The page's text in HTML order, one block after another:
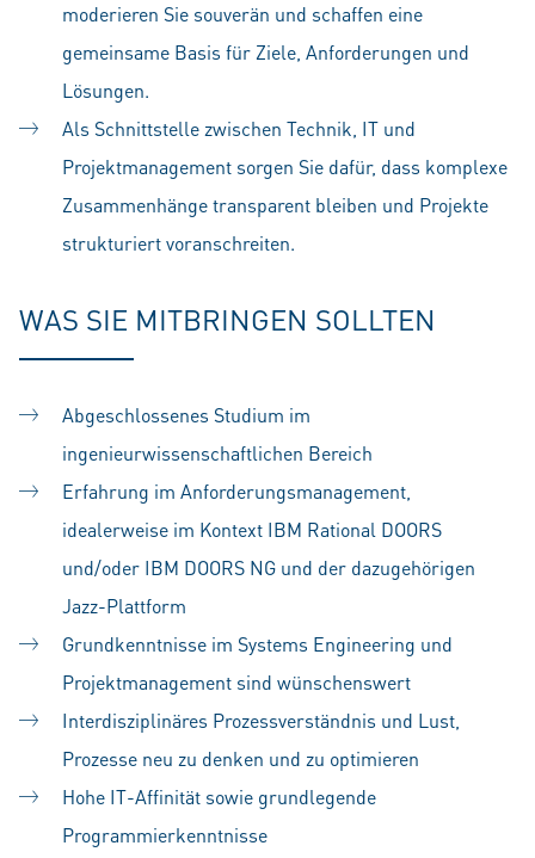
moderieren Sie souverän und schaffen eine
gemeinsame Basis für Ziele, Anforderungen und
Lösungen.
Als Schnittstelle zwischen Technik, IT und
Projektmanagement sorgen Sie dafür, dass komplexe
Zusammenhänge transparent bleiben und Projekte
strukturiert voranschreiten.
WAS SIE MITBRINGEN SOLLTEN
Abgeschlossenes Studium im
ingenieurwissenschaftlichen Bereich
Erfahrung im Anforderungsmanagement,
idealerweise im Kontext IBM Rational DOORS
und/oder IBM DOORS NG und der dazugehörigen
Jazz-Plattform
Grundkenntnisse im Systems Engineering und
Projektmanagement sind wünschenswert
Interdisziplinäres Prozessverständnis und Lust,
Prozesse neu zu denken und zu optimieren
Hohe IT-Affinität sowie grundlegende
Programmierkenntnisse